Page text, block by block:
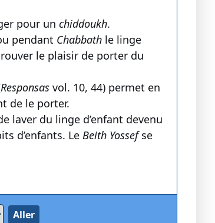
pour un chiddoukh.
pendant Chabbathle linge
le plaisir de porter du
Responsasvol. 10, 44) permet en
de le porter.
laver du linge d’enfant devenu
d’enfants. Le Beith Yossefse